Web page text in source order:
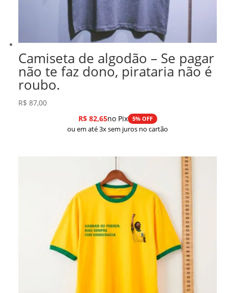
Camiseta de algodão – Se pagar
não te faz dono, pirataria não é
roubo.
R$ 87,00
R$82,65no Pix 5% OFF
ou em até 3x sem juros no cartão